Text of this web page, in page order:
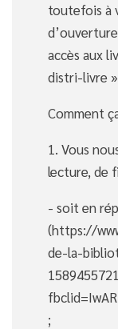
toutefois à
accès aux
distri-livre
Comment
1. Vous
lecture, de
- soit en
(https://
de-la-
;